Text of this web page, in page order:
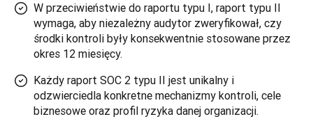
W przeciwieństwie do raportu typu I, raport typu II
wymaga, aby niezależny audytor zweryfikował, czy
środki kontroli były konsekwentnie stosowane przez
okres 12 miesięcy.
Każdy raport SOC 2 typu II jest unikalny i
odzwierciedla konkretne mechanizmy kontroli, cele
biznesowe oraz profil ryzyka danej organizacji.